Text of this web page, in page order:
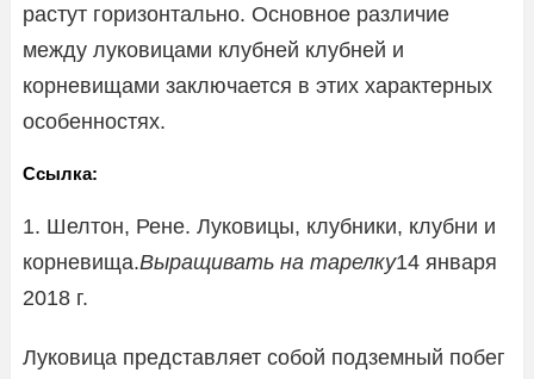
растут горизонтально. Основное различие
между луковицами клубней клубней и
корневищами заключается в этих характерных
особенностях.
Ссылка:
1. Шелтон, Рене. Луковицы, клубники, клубни и
корневища.Выращивать на тарелку14 января
2018 г.
Луковица представляет собой подземный побег